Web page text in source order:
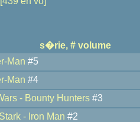
s�rie, # volume
Man #5
Man #4
- Bounty Hunters #3
- Iron Man #2